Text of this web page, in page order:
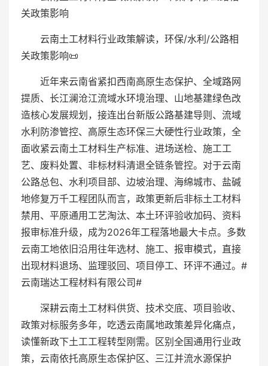
关政策影响
云南土工材料行业政策解读，环保/水利/公路相
关政策影响📜
近年来云南省紧扣西南高原生态保护、全域路网
提质、长江澜沧江流域水环境治理、山地基建绿色改
造核心发展规划，接连出台新版公路基建导则、流域
水利防渗管控、高原生态环保三大硬性行业政策，全
面收紧云南土工材料生产标准、进场送检、施工工
艺、废料处置、非标材料清退全链条管控。对于云南
公路总包、水利项目部、边坡治理、海绵城市、盐碱
地修复万千工程团队而言，政策更新后非标土工材料
禁用、平原通用工艺淘汰、本土环评验收加码、资料
报审标准升级，成为2026年工程落地最大卡点。多数
云南工地依旧沿用往年选材、施工、报审模式，直接
出现材料退场、监理驳回、项目停工、环评不通过。#
云南瑞达工程材料有限公司#
深耕云南土工材料供货、技术交底、项目验收、
政策对标服务多年，吃透云南属地政策差异化痛点，
读懂新政下土工工程转型刚需。区别全国通用行业政
策，云南依托高原生态保护区、三江并流水源保护